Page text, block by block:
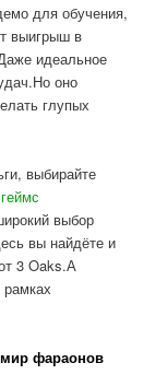
для обучения,
выигрыш в
идеальное
оно
глупых
выбирайте
выбор
вы найдёте и
3 Oaks.А
фараонов